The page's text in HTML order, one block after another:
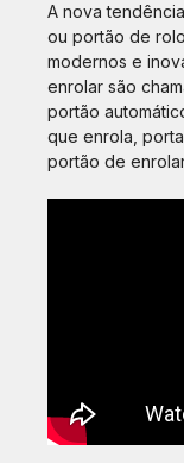
A nova
ou portão de
modernos e
enrolar são
portão
que enrola,
portão de